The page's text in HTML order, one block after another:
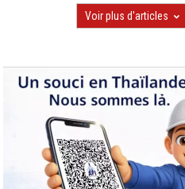
Voir plus d'articles